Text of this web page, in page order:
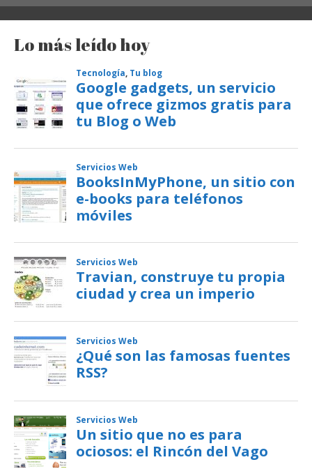
Lo más leído hoy